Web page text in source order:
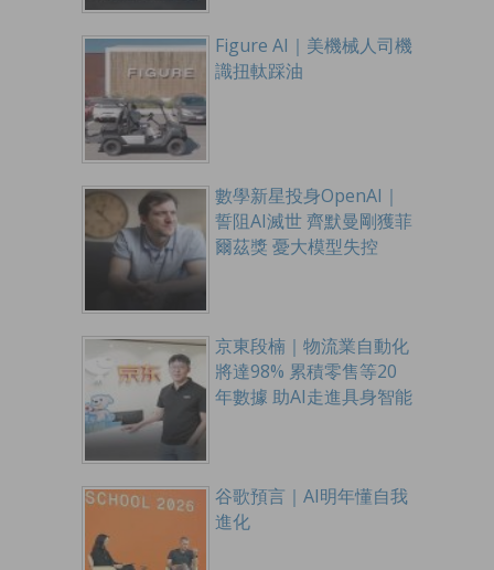
Figure AI｜美機械人司機
識扭軚踩油
數學新星投身OpenAI｜
誓阻AI滅世 齊默曼剛獲菲
爾茲獎 憂大模型失控
京東段楠｜物流業自動化
將達98% 累積零售等20
年數據 助AI走進具身智能
谷歌預言｜AI明年懂自我
進化